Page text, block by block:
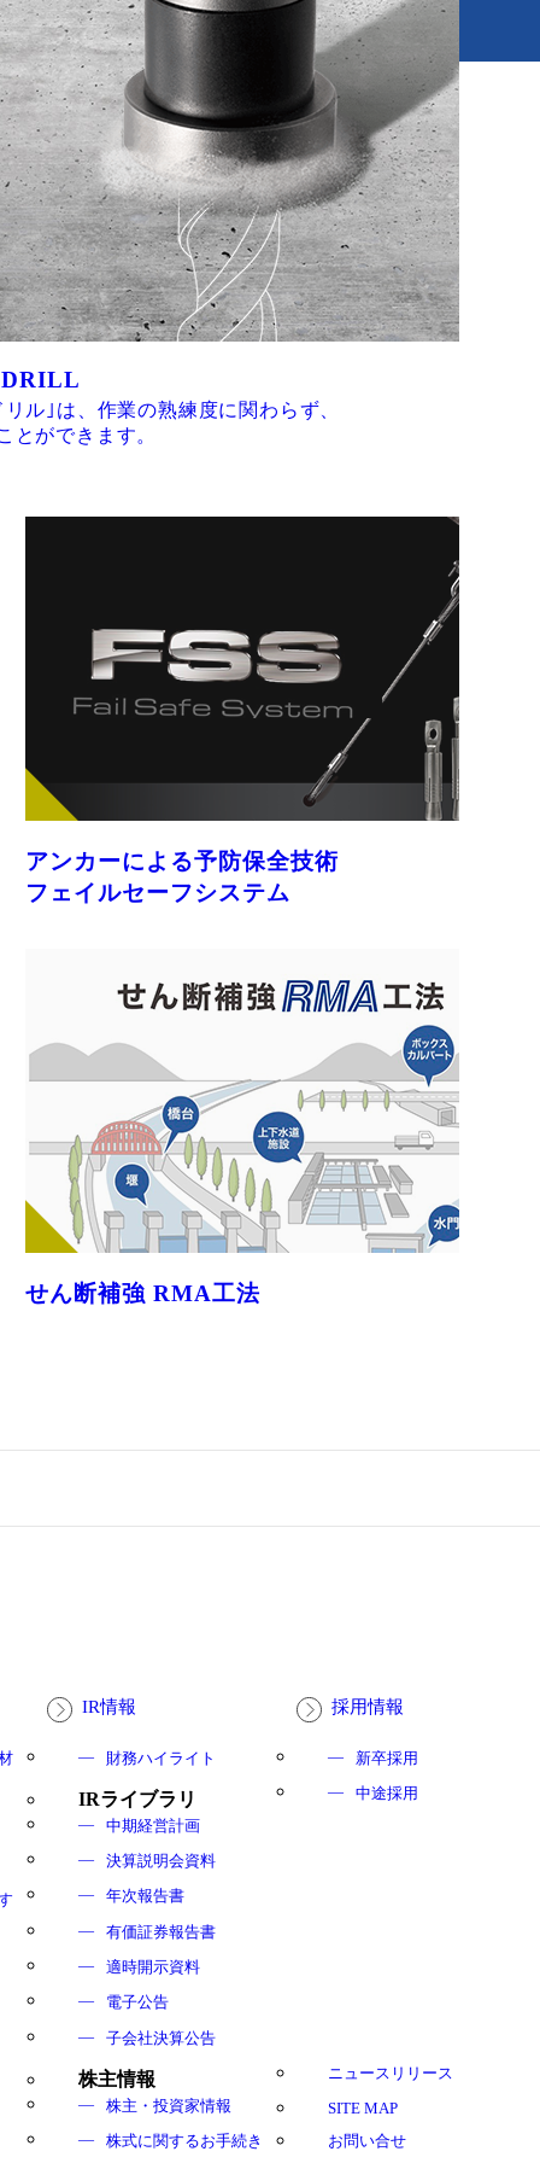
DRILL
ル｣は、作業の熟練度に関わらず、
とができます。
アンカーによる予防保全技術
フェイルセーフシステム
せん断補強 RMA工法
IR情報
財務ハイライト
IRライブラリ
中期経営計画
決算説明会資料
年次報告書
有価証券報告書
適時開示資料
電子公告
子会社決算公告
株主情報
株主・投資家情報
株式に関するお手続き
採用情報
新卒採用
中途採用
ニュースリリース
SITE MAP
お問い合せ